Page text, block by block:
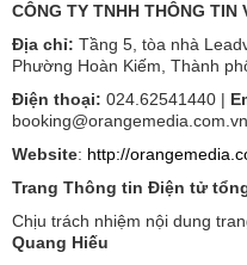
CÔNG TY TNHH THÔNG TIN
Địa chỉ: Tầng 5, tòa nhà
Phường Hoàn Kiếm, Thành
Điện thoại: 024.62541440 |
booking@orangemedia.com.vn
Website: http://
Trang Thông tin Điện tử
Chịu trách nhiệm nội dung
Quang Hiếu